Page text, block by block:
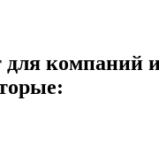
для компаний